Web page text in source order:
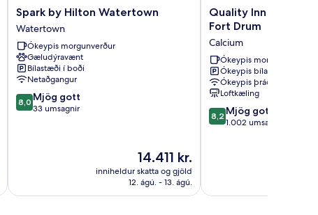
Spark
by
Hilton
Watertown
Watertown
Spark by Hilton Watertown
Watertown
Ókeypis morgunverður
Gæludýravænt
Bílastæði í boði
Netaðgangur
8.0
af
8,0 Mjög gott
33 umsagnir
Verðið
er
14.411 kr.
14.411 kr.
inniheldur skatta og gjöld
12. ágú. - 13. ágú.
Quality
Inn
Suites
Watertown
Fort
Drum
Calcium
Quality Inn &
Fort Drum
Calcium
Ókeypis morgunverður
Ókeypis bílastæði
Ókeypis þráðlaust net
Loftkæling
8.2
af
8,2 Mjög gott
1.002 umsagnir